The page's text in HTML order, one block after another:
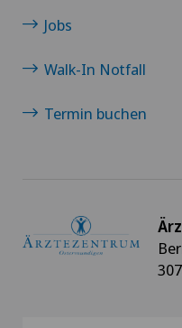
Jobs
Walk-In Notfall
Termin buchen